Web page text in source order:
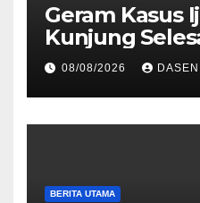
Geram Kasus
Kunjung
Kalau Saya
Polri, Saya
Jokowi
08/08/2026
BERITA UTAMA